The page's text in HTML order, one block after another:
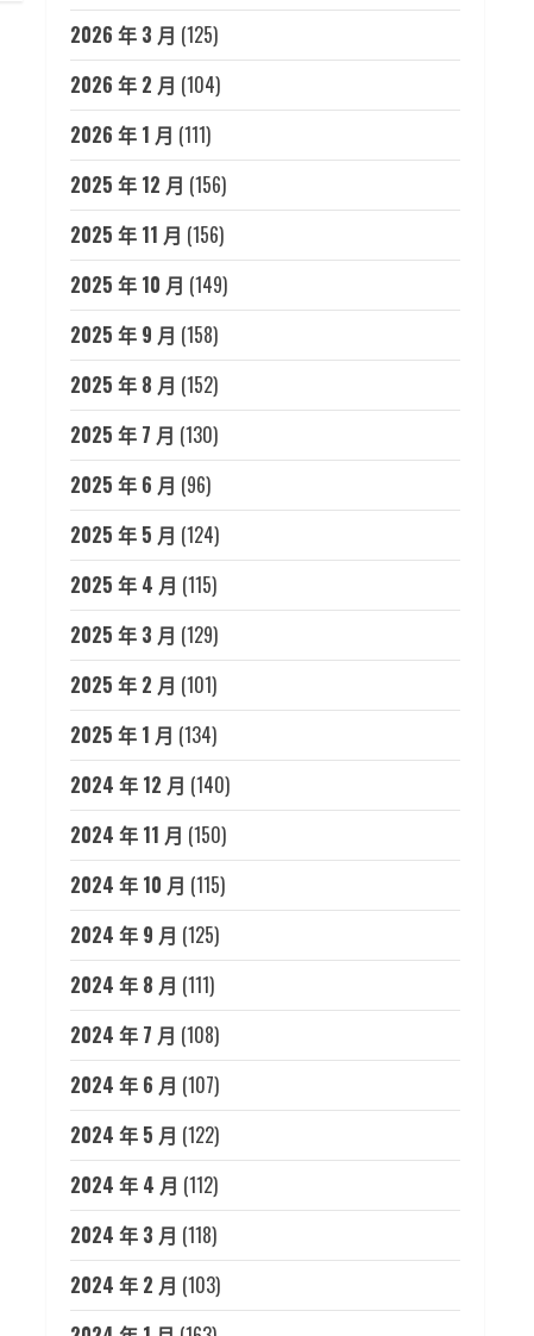
2026 年 3 月 (125)
2026 年 2 月 (104)
2026 年 1 月 (111)
2025 年 12 月 (156)
2025 年 11 月 (156)
2025 年 10 月 (149)
2025 年 9 月 (158)
2025 年 8 月 (152)
2025 年 7 月 (130)
2025 年 6 月 (96)
2025 年 5 月 (124)
2025 年 4 月 (115)
2025 年 3 月 (129)
2025 年 2 月 (101)
2025 年 1 月 (134)
2024 年 12 月 (140)
2024 年 11 月 (150)
2024 年 10 月 (115)
2024 年 9 月 (125)
2024 年 8 月 (111)
2024 年 7 月 (108)
2024 年 6 月 (107)
2024 年 5 月 (122)
2024 年 4 月 (112)
2024 年 3 月 (118)
2024 年 2 月 (103)